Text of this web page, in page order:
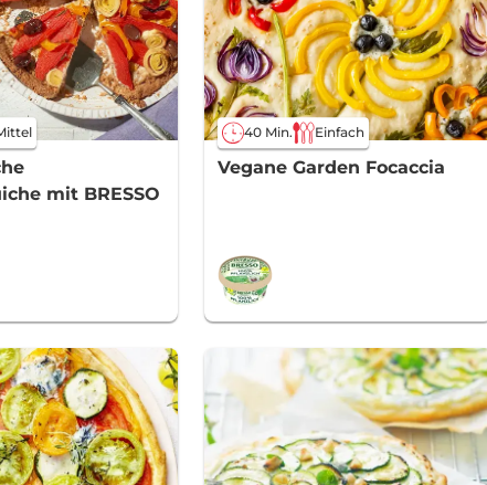
mit BRESSO
40 Min. Einfach
Vegane Garden Focaccia